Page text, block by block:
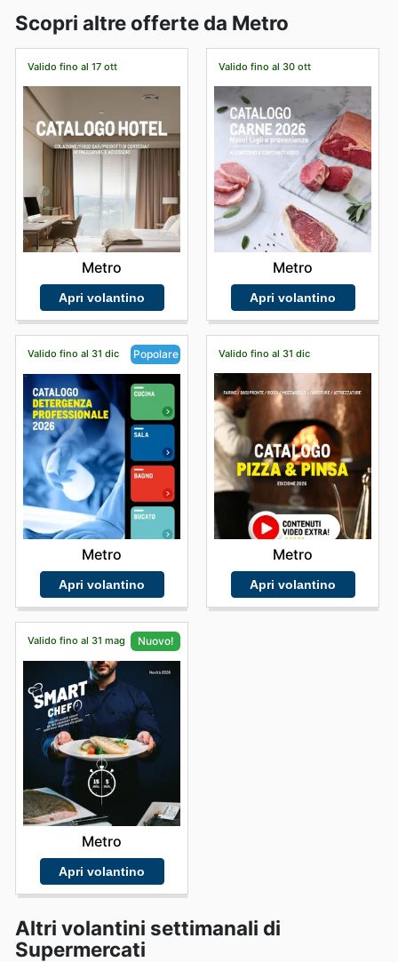
Scopri altre offerte da Metro
Valido fino al 17 ott
Metro
Apri volantino
Valido fino al 30 ott
Metro
Apri volantino
Valido fino al 31 dic Popolare
Metro
Apri volantino
Valido fino al 31 dic
Metro
Apri volantino
Valido fino al 31 mag Nuovo!
Metro
Apri volantino
Altri volantini settimanali di
Supermercati